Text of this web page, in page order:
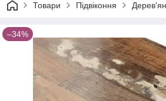
Товари Підвіконня
–34%